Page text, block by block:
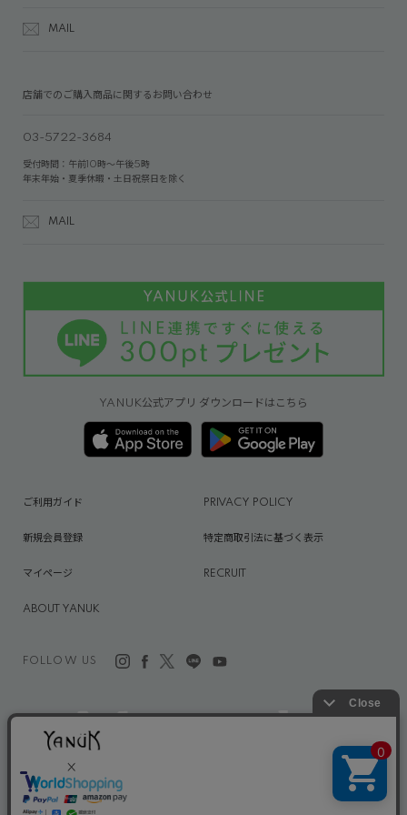
MAIL
店舗でのご購入商品に関するお問い合わせ
03-5722-3684
受付時間：午前10時～午後5時
年末年始・夏季休暇・土日祝祭日を除く
MAIL
YANUK公式アプリ ダウンロードはこちら
FOLLOW US
ご利用ガイド PRIVACY POLICY
新規会員登録 特定商取引法に基づく表示
マイページ RECRUIT
ABOUT YANUK